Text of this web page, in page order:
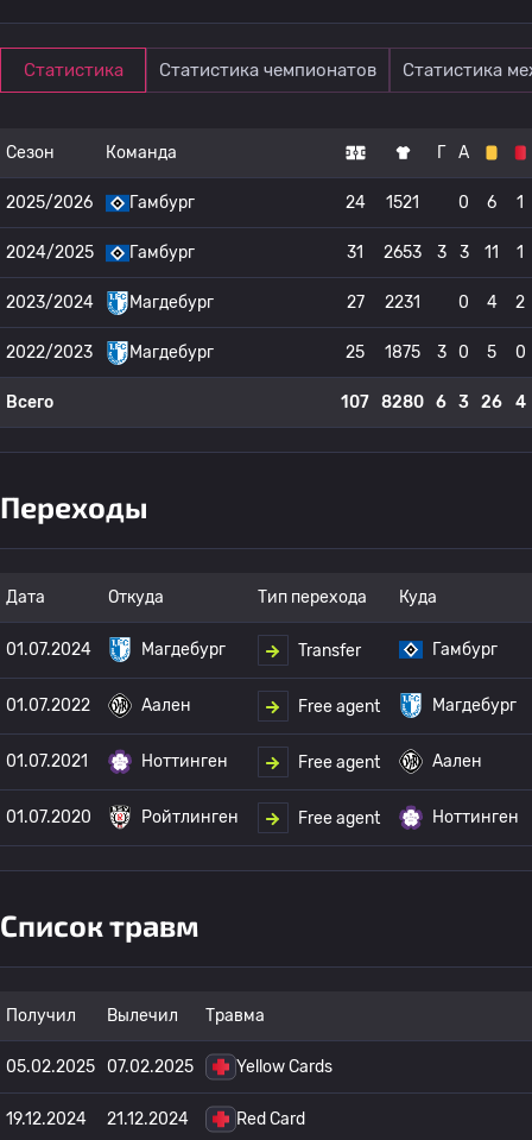
Статистика Статистика чемпионатов Статистика
Сезон Команда Г А
2025/2026 Гамбург 24 1521 0 6 1
2024/2025 Гамбург 31 2653 3 3 11 1
2023/2024 Магдебург 27 2231 0 4 2
2022/2023 Магдебург 25 1875 3 0 5 0
Всего 107 8280 6 3 26 4
Переходы
Дата Откуда Тип перехода Куда
01.07.2024 Магдебург Transfer Гамбург
01.07.2022 Аален Free agent Магдебург
01.07.2021 Ноттинген Free agent Аален
01.07.2020 Ройтлинген Free agent Ноттинген
Список травм
Получил Вылечил Травма
05.02.2025 07.02.2025 Yellow Cards
19.12.2024 21.12.2024 Red Card